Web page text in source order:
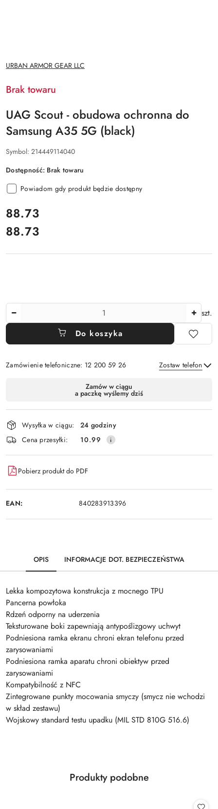
NAZWA
PRODUCENTA:
URBAN ARMOR GEAR LLC
Brak towaru
UAG Scout - obudowa ochronna do
Samsung A35 5G (black)
Symbol: 214449114040
Dostępność: Brak towaru
Powiadom gdy produkt będzie dostępny
cena:
88.73
Cena:
88.73
szt.
Do koszyka
Zamówienie telefoniczne: 12 200 59 26 Zostaw telefon
Wyślij
dostawa
Zamów w ciągu
a paczkę wyślemy dziś
Wysyłka w ciągu:
24 godziny
Cena przesyłki:
10.99
Pobierz produkt do PDF
EAN: 840283913396
OPIS INFORMACJE DOT. BEZPIECZEŃSTWA
Lekka kompozytowa konstrukcja z mocnego TPU
Pancerna powłoka
Rdzeń odporny na uderzenia
Teksturowane boki zapewniają antypoślizgowy uchwyt
Podniesiona ramka ekranu chroni ekran telefonu przed
zarysowaniami
Podniesiona ramka aparatu chroni obiektyw przed
zarysowaniami
Kompatybilność z NFC
Zintegrowane punkty mocowania smyczy (smycz nie wchodzi
w skład zestawu)
Wojskowy standard testu upadku (MIL STD 810G 516.6)
Pomiń karuzelę produktów
Produkty
Produkty podobne